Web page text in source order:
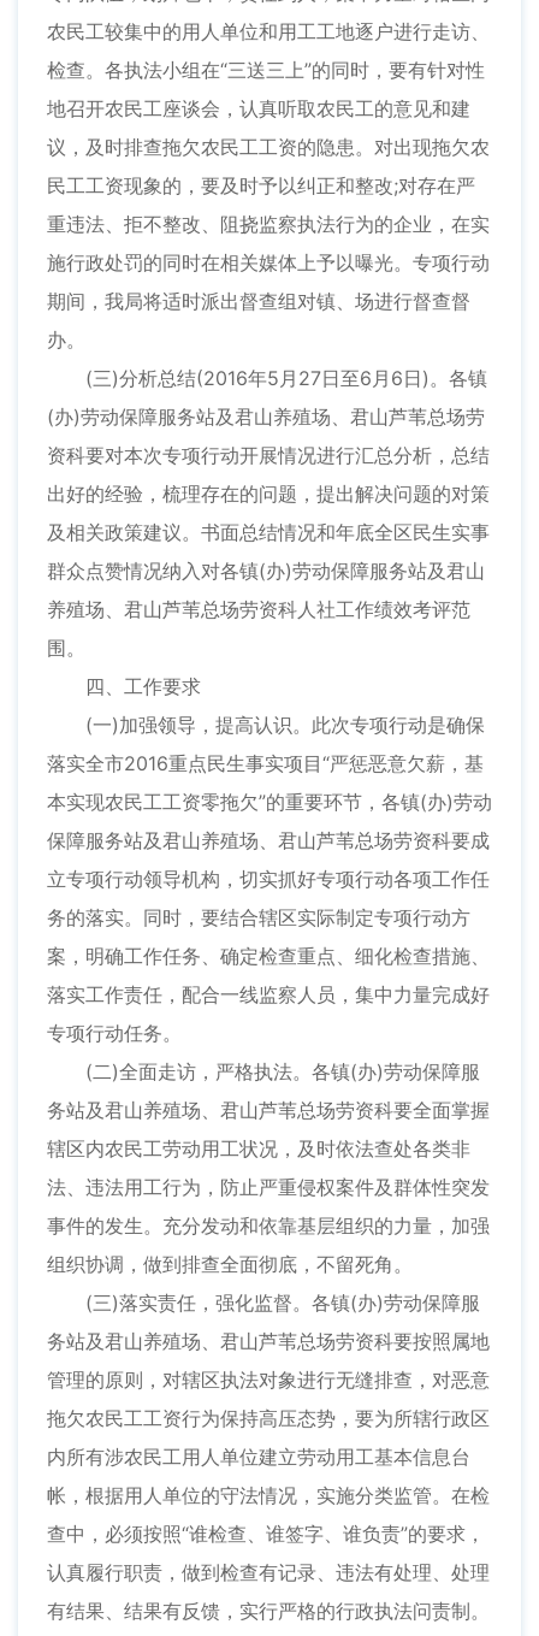
农民工较集中的用人单位和用工工地逐户进行走访、
检查。各执法小组在“三送三上”的同时，要有针对性
地召开农民工座谈会，认真听取农民工的意见和建
议，及时排查拖欠农民工工资的隐患。对出现拖欠农
民工工资现象的，要及时予以纠正和整改;对存在严
重违法、拒不整改、阻挠监察执法行为的企业，在实
施行政处罚的同时在相关媒体上予以曝光。专项行动
期间，我局将适时派出督查组对镇、场进行督查督
办。
(三)分析总结(2016年5月27日至6月6日)。各镇
(办)劳动保障服务站及君山养殖场、君山芦苇总场劳
资科要对本次专项行动开展情况进行汇总分析，总结
出好的经验，梳理存在的问题，提出解决问题的对策
及相关政策建议。书面总结情况和年底全区民生实事
群众点赞情况纳入对各镇(办)劳动保障服务站及君山
养殖场、君山芦苇总场劳资科人社工作绩效考评范
围。
四、工作要求
(一)加强领导，提高认识。此次专项行动是确保
落实全市2016重点民生事实项目“严惩恶意欠薪，基
本实现农民工工资零拖欠”的重要环节，各镇(办)劳动
保障服务站及君山养殖场、君山芦苇总场劳资科要成
立专项行动领导机构，切实抓好专项行动各项工作任
务的落实。同时，要结合辖区实际制定专项行动方
案，明确工作任务、确定检查重点、细化检查措施、
落实工作责任，配合一线监察人员，集中力量完成好
专项行动任务。
(二)全面走访，严格执法。各镇(办)劳动保障服
务站及君山养殖场、君山芦苇总场劳资科要全面掌握
辖区内农民工劳动用工状况，及时依法查处各类非
法、违法用工行为，防止严重侵权案件及群体性突发
事件的发生。充分发动和依靠基层组织的力量，加强
组织协调，做到排查全面彻底，不留死角。
(三)落实责任，强化监督。各镇(办)劳动保障服
务站及君山养殖场、君山芦苇总场劳资科要按照属地
管理的原则，对辖区执法对象进行无缝排查，对恶意
拖欠农民工工资行为保持高压态势，要为所辖行政区
内所有涉农民工用人单位建立劳动用工基本信息台
帐，根据用人单位的守法情况，实施分类监管。在检
查中，必须按照“谁检查、谁签字、谁负责”的要求，
认真履行职责，做到检查有记录、违法有处理、处理
有结果、结果有反馈，实行严格的行政执法问责制。